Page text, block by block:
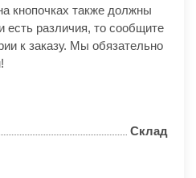
кнопочках также должны
различия, то сообщите
к заказу. Мы обязательно
Склад